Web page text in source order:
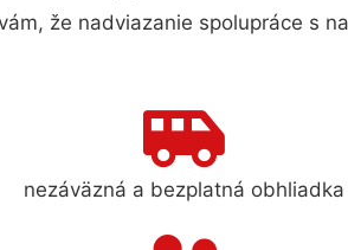
že nadviazanie spolupráce s
nezáväzná a bezplatná obhliadka